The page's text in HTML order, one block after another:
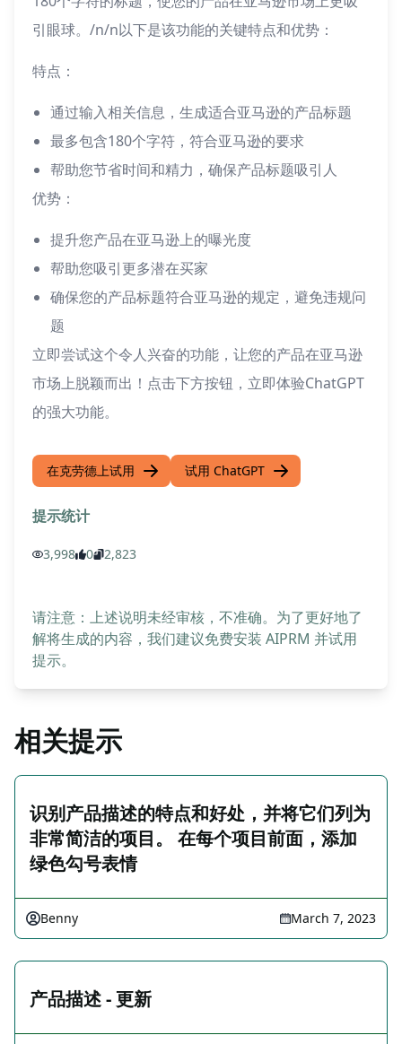
引眼球。/n/n以下是该功能的关键特点和优势：
特点：
通过输入相关信息，生成适合亚马逊的产品标题
最多包含180个字符，符合亚马逊的要求
帮助您节省时间和精力，确保产品标题吸引人
优势：
提升您产品在亚马逊上的曝光度
帮助您吸引更多潜在买家
确保您的产品标题符合亚马逊的规定，避免违规问
题
立即尝试这个令人兴奋的功能，让您的产品在亚马逊
市场上脱颖而出！点击下方按钮，立即体验ChatGPT
的强大功能。
在克劳德上试用 试用 ChatGPT
提示统计
3,998 0 2,823
请注意：上述说明未经审核，不准确。为了更好地了
解将生成的内容，我们建议免费安装 AIPRM 并试用
提示。
相关提示
识别产品描述的特点和好处，并将它们列为
非常简洁的项目。 在每个项目前面，添加
绿色勾号表情
Benny March 7, 2023
产品描述 - 更新